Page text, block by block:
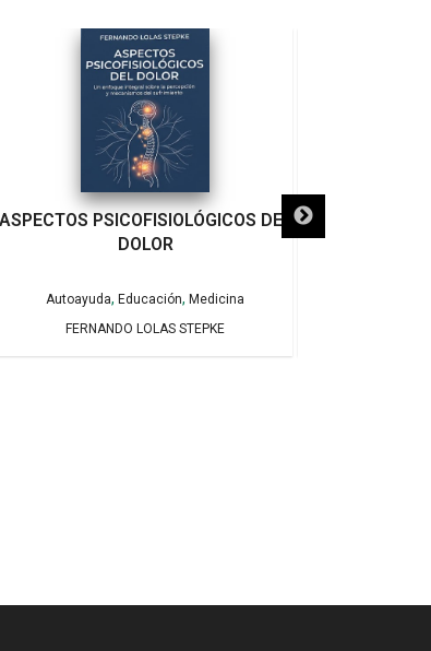
ASPECTOS PSICOFISIOLÓGICOS DEL
DOLOR
Autoayuda, Educación, Medicina
FERNANDO LOLAS STEPKE